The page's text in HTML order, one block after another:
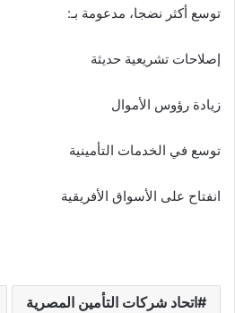
توسع أكثر نضجا، مدعومة بـ:
إصلاحات تشريعية حديثة
زيادة رؤوس الأموال
توسع في الخدمات التأمينية
انفتاح على الأسواق الأفريقية
اتحاد شركات التأمين المصرية